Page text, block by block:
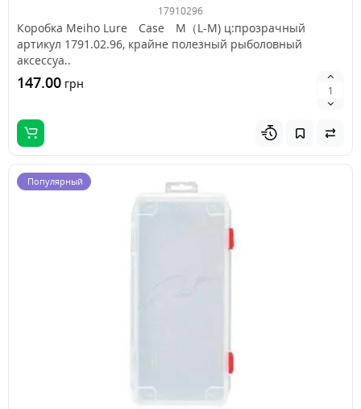
17910296
Коробка Meiho Lure Case M（L-M) ц:прозрачный
артикул 1791.02.96, крайне полезный рыболовный
аксессуа..
147.00 грн
Популярный